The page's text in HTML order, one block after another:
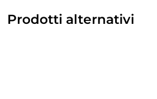
Prodotti alternativi